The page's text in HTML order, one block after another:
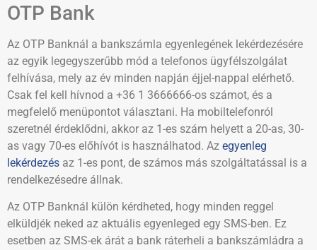
OTP Bank
Az OTP Banknál a bankszámla egyenlegének lekérdezésére
az egyik legegyszerűbb mód a telefonos ügyfélszolgálat
felhívása, mely az év minden napján éjjel-nappal elérhető.
Csak fel kell hívnod a +36 1 3666666-os számot, és a
megfelelő menüpontot választani. Ha mobiltelefonról
szeretnél érdeklődni, akkor az 1-es szám helyett a 20-as, 30-
as vagy 70-es előhívót is használhatod. Az egyenleg
lekérdezés az 1-es pont, de számos más szolgáltatással is a
rendelkezésedre állnak.
Az OTP Banknál külön kérdheted, hogy minden reggel
elküldjék neked az aktuális egyenleged egy SMS-ben. Ez
esetben az SMS-ek árát a bank ráterheli a bankszámládra a